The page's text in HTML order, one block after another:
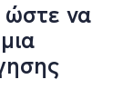
ώστε να